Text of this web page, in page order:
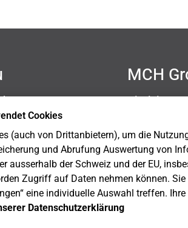
MCH
Impressum
Cookie-
Cookies
(auch von Drittanbietern), um die
und Abrufung Auswertung von
ausserhalb der Schweiz und der EU,
Zugriff auf Daten nehmen können.
eine individuelle Auswahl treffen.
Datenschutzerklärung